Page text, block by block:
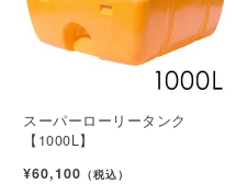
スーパーローリータンク
【1000L】
¥60,100 （税込）